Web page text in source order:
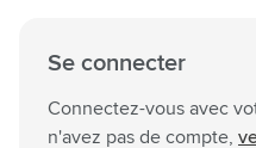
Se connecter
Connectez-vous avec
n'avez pas de compte,